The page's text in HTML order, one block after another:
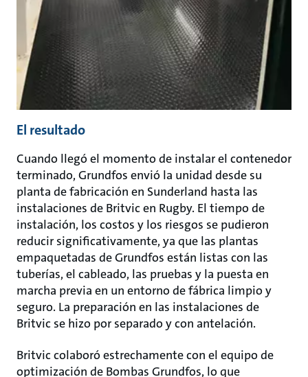
El resultado
Cuando llegó el momento de instalar el contenedor
terminado, Grundfos envió la unidad desde su
planta de fabricación en Sunderland hasta las
instalaciones de Britvic en Rugby. El tiempo de
instalación, los costos y los riesgos se pudieron
reducir significativamente, ya que las plantas
empaquetadas de Grundfos están listas con las
tuberías, el cableado, las pruebas y la puesta en
marcha previa en un entorno de fábrica limpio y
seguro. La preparación en las instalaciones de
Britvic se hizo por separado y con antelación.
Britvic colaboró estrechamente con el equipo de
optimización de Bombas Grundfos, lo que